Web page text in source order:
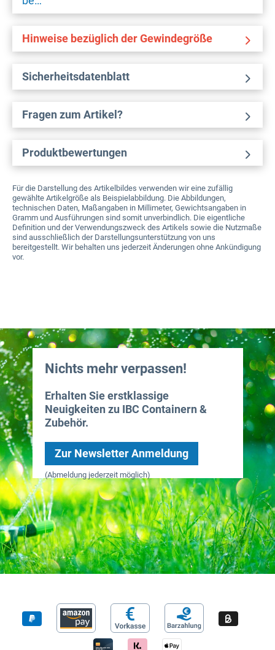
Hinweise bezüglich der Gewindegröße
Sicherheitsdatenblatt
Fragen zum Artikel?
Produktbewertungen
Für die Darstellung des Artikelbildes verwenden wir eine zufällig
gewählte Artikelgröße als Beispielabbildung. Die Abbildungen,
technischen Daten, Maßangaben in Millimeter, Gewichtsangaben in
Gramm und Ausführungen sind somit unverbindlich. Die eigentliche
Definition und der Verwendungszweck des Artikels sowie die Nutzmaße
sind ausschließlich der Darstellungsunterstützung von uns
bereitgestellt. Wir behalten uns jederzeit Änderungen ohne Ankündigung
vor.
Nichts mehr verpassen!
Erhalten Sie erstklassige
Neuigkeiten zu IBC Containern &
Zubehör.
Zur Newsletter Anmeldung
(Abmeldung jederzeit möglich)